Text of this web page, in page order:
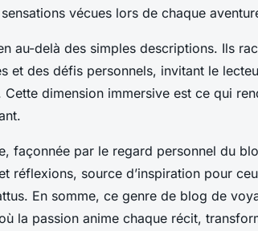
vécues lors de chaque
au-delà des simples descriptions. Ils
et des défis personnels, invitant le
dimension immersive est ce qui
façonnée par le regard personnel du
réflexions, source d’inspiration pour
En somme, ce genre de blog de
la passion anime chaque récit,